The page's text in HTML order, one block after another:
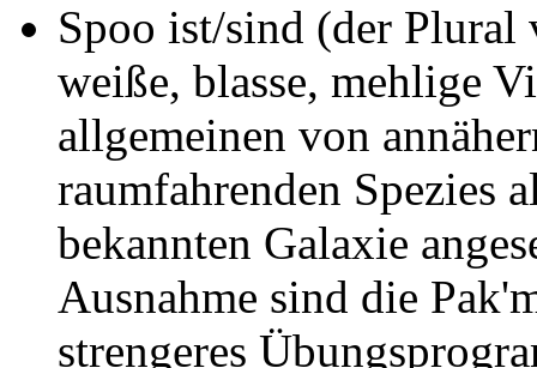
Spoo ist/sind (der
weiße, blasse, mehlige
allgemeinen von
raumfahrenden Spezies
bekannten Galaxie
Ausnahme sind die
strengeres